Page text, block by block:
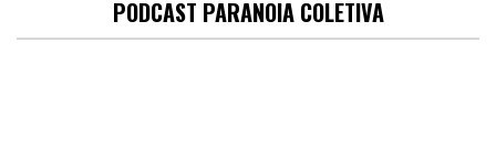
PODCAST PARANOIA COLETIVA